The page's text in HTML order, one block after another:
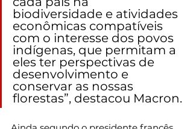
biodiversidade e atividades
econômicas compatíveis
com o interesse dos povos
indígenas, que permitam a
eles ter perspectivas de
desenvolvimento e
conservar as nossas
florestas”, destacou Macron.